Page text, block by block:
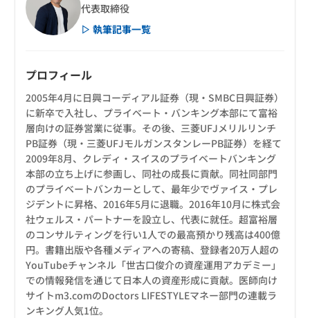
代表取締役
▷ 執筆記事一覧
プロフィール
2005年4月に日興コーディアル証券（現・SMBC日興証券）
に新卒で入社し、プライベート・バンキング本部にて富裕
層向けの証券営業に従事。その後、三菱UFJメリルリンチ
PB証券（現・三菱UFJモルガンスタンレーPB証券）を経て
2009年8月、クレディ・スイスのプライベートバンキング
本部の立ち上げに参画し、同社の成長に貢献。同社同部門
のプライベートバンカーとして、最年少でヴァイス・プレ
ジデントに昇格、2016年5月に退職。2016年10月に株式会
社ウェルス・パートナーを設立し、代表に就任。超富裕層
のコンサルティングを行い1人での最高預かり残高は400億
円。書籍出版や各種メディアへの寄稿、登録者20万人超の
YouTubeチャンネル「世古口俊介の資産運用アカデミー」
での情報発信を通じて日本人の資産形成に貢献。医師向け
サイトm3.comのDoctors LIFESTYLEマネー部門の連載ラ
ンキング人気1位。